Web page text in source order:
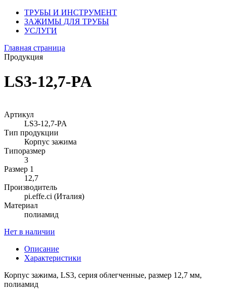
ТРУБЫ И ИНСТРУМЕНТ
ЗАЖИМЫ ДЛЯ ТРУБЫ
УСЛУГИ
Главная страница
Продукция
LS3-12,7-PA
Артикул
LS3-12,7-PA
Тип продукции
Корпус зажима
Типоразмер
3
Размер 1
12,7
Производитель
pi.effe.ci (Италия)
Материал
полиамид
Нет в наличии
Описание
Характеристики
Корпус зажима, LS3, серия облегченные, размер 12,7 мм,
полиамид